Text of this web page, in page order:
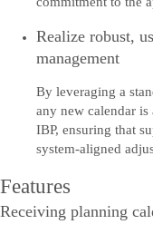
Realize robust,
management
By leveraging a
any new calendar
IBP, ensuring that
system-aligned
Features
Receiving planning